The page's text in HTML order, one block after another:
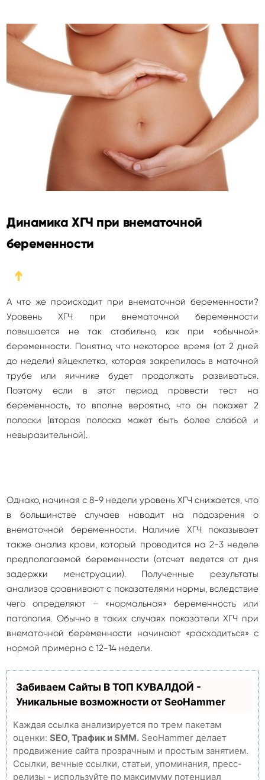
Динамика ХГЧ при внематочной
беременности
➔
А что же происходит при внематочной беременности?
Уровень ХГЧ при внематочной беременности
повышается не так стабильно, как при «обычной»
беременности. Понятно, что некоторое время (от 2 дней
до недели) яйцеклетка, которая закрепилась в маточной
трубе или яичнике будет продолжать развиваться.
Поэтому если в этот период провести тест на
беременность, то вполне вероятно, что он покажет 2
полоски (вторая полоска может быть более слабой и
невыразительной).
Однако, начиная с 8-9 недели уровень ХГЧ снижается, что
в большинстве случаев наводит на подозрения о
внематочной беременности. Наличие ХГЧ показывает
также анализ крови, который проводится на 2-3 неделе
предполагаемой беременности (отсчет ведется от дня
задержки менструации). Полученные результаты
анализов сравнивают с показателями нормы, вследствие
чего определяют – «нормальная» беременность или
патология. Обычно в таких случаях показатели ХГЧ при
внематочной беременности начинают «расходиться» с
нормой примерно с 12-14 недели.
Забиваем Сайты В ТОП КУВАЛДОЙ -
Уникальные возможности от SeoHammer
Каждая ссылка анализируется по трем пакетам
оценки: SEO, Трафик и SMM. SeoHammer делает
продвижение сайта прозрачным и простым занятием.
Ссылки, вечные ссылки, статьи, упоминания, пресс-
релизы - используйте по максимуму потенциал